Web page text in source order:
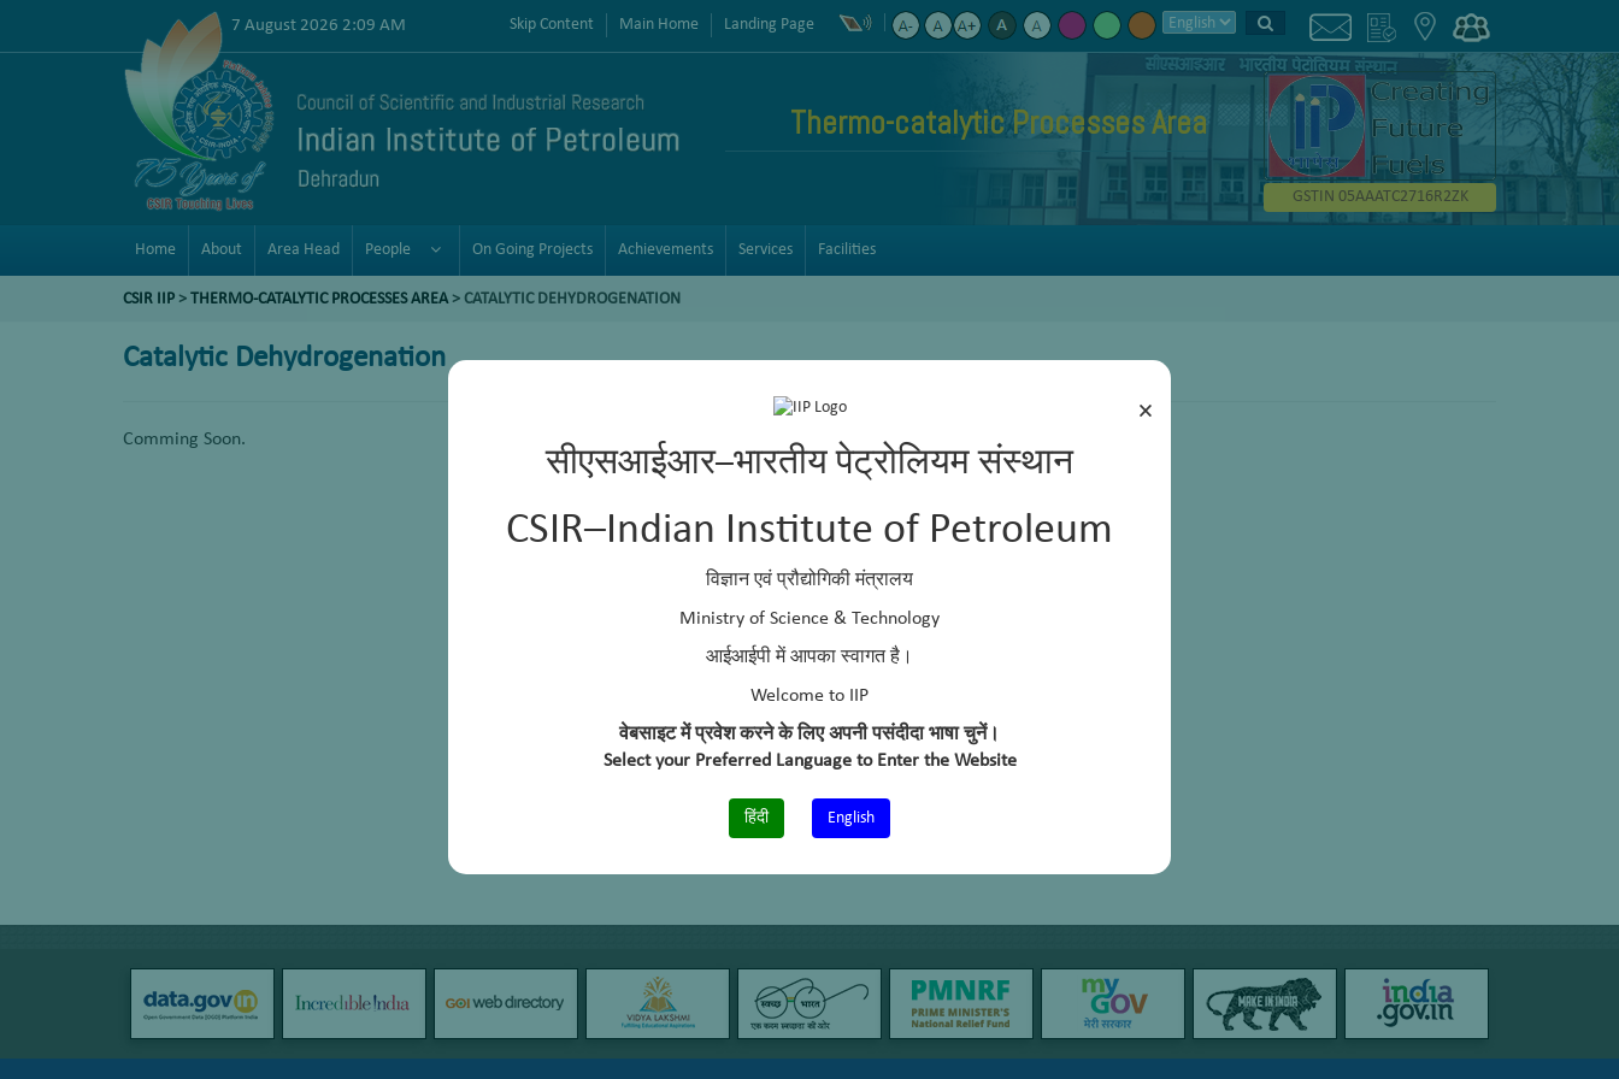
×
सीएसआईआर–भारतीय पेट्रोलियम संस्थान
CSIR–Indian Institute of Petroleum
विज्ञान एवं प्रौद्योगिकी मंत्रालय
Ministry of Science & Technology
आईआईपी में आपका स्वागत है।
Welcome to IIP
वेबसाइट में प्रवेश करने के लिए अपनी पसंदीदा भाषा चुनें।
Select your Preferred Language to Enter the Website
हिंदी English
7 August 2026 2:09 AM Skip Content Main Home Landing Page
Thermo-catalytic Processes Area
GSTIN 05AAATC2716R2ZK
Home About Area Head People On Going Projects Achievements Services Facilities
CSIR IIP > THERMO-CATALYTIC PROCESSES AREA> CATALYTIC DEHYDROGENATION
Catalytic Dehydrogenation
Comming Soon.